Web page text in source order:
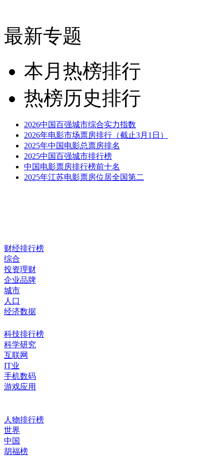
最新专题
本月热榜排行
热榜历史排行
2026中国百强城市综合实力指数
2026年电影市场票房排行（截止3月1日）
2025年中国电影总票房排名
2025中国百强城市排行榜
中国电影票房排行榜前十名
2025年江苏电影票房位居全国第二
财经排行榜
综合
投资理财
企业品牌
城市
人口
经济数据
科技排行榜
科学研究
互联网
IT业
手机数码
游戏应用
人物排行榜
世界
中国
胡福榜